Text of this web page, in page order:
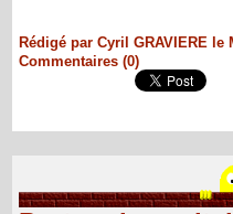
Rédigé par Cyril GRAVIERE le
Commentaires (0)